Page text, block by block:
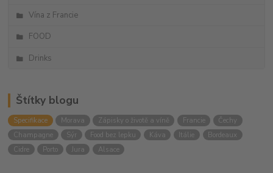
Vína z Francie
FOOD
Drinks
Štítky blogu
Specifikace Morava Zápisky o životě a víně Francie
Čechy
Champagne
Sýr Food bez lepku Káva Itálie
Bordeaux
Cidre
Porto Jura Alsace